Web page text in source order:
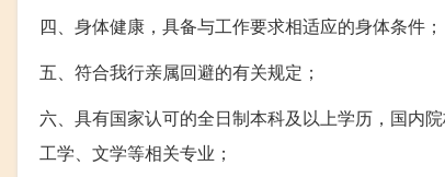
四、身体健康，具备与工作要求相适应的身体条件；
五、符合我行亲属回避的有关规定；
六、具有国家认可的全日制本科及以上学历，国内
工学、文学等相关专业；